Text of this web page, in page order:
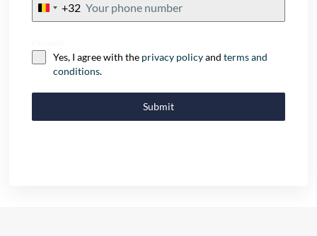
Belgium
+32
Yes, I agree with the privacy policyandterms and
conditions.
Submit